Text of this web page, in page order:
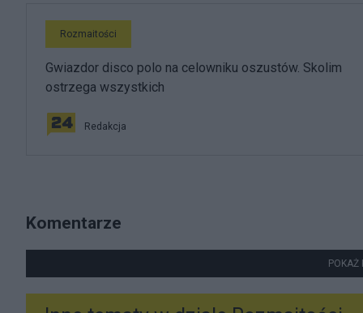
Rozmaitości
Gwiazdor disco polo na celowniku oszustów. Skolim
ostrzega wszystkich
Redakcja
Komentarze
POKAŻ